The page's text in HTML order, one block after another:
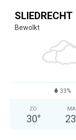
SLIEDRECHT
Bewolkt
33%
ZO
30°
MA
23